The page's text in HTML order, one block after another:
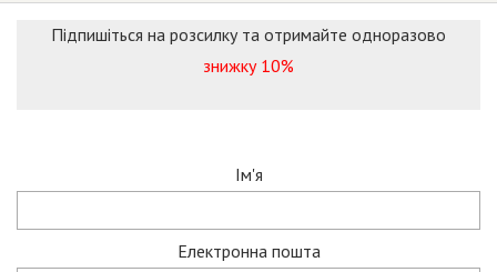
Підпишіться на розсилку та отримайте одноразово
знижку 10%
Ім'я
Електронна пошта